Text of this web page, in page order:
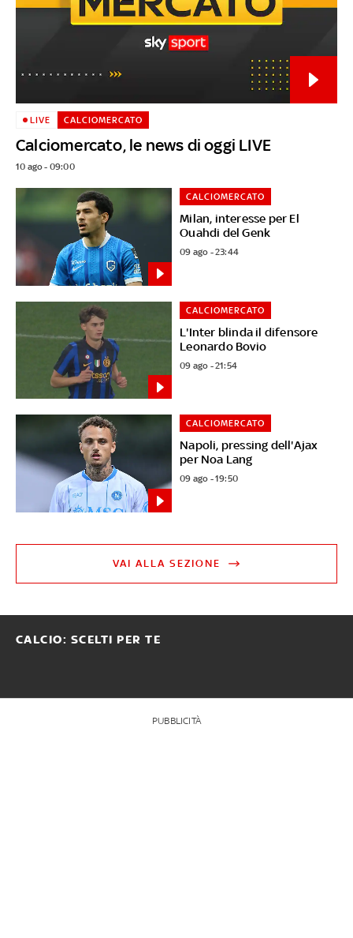
Calciomercato, le news di oggi LIVE
LIVE CALCIOMERCATO
10 ago - 09:00
Milan, interesse per El
Ouahdi del Genk
CALCIOMERCATO
09 ago - 23:44
L'Inter blinda il difensore
Leonardo Bovio
CALCIOMERCATO
09 ago - 21:54
Napoli, pressing dell'Ajax
per Noa Lang
CALCIOMERCATO
09 ago - 19:50
VAI ALLA SEZIONE
CALCIO: SCELTI PER TE
PUBBLICITÀ